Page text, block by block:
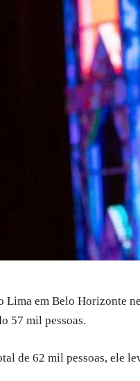
Lima em Belo Horizonte
57 mil pessoas.
de 62 mil pessoas, ele